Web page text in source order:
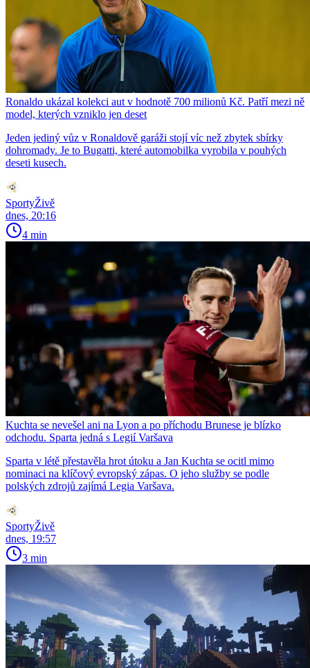
Ronaldo ukázal kolekci aut v hodnotě 700 milionů Kč. Patří mezi ně
model, kterých vzniklo jen deset
Jeden jediný vůz v Ronaldově garáži stojí víc než zbytek sbírky
dohromady. Je to Bugatti, které automobilka vyrobila v pouhých
deseti kusech.
SportyŽivě
dnes, 20:16
4 min
Kuchta se nevešel ani na Lyon a po příchodu Brunese je blízko
odchodu. Sparta jedná s Legií Varšava
Sparta v létě přestavěla hrot útoku a Jan Kuchta se ocitl mimo
nominaci na klíčový evropský zápas. O jeho služby se podle
polských zdrojů zajímá Legia Varšava.
SportyŽivě
dnes, 19:57
3 min